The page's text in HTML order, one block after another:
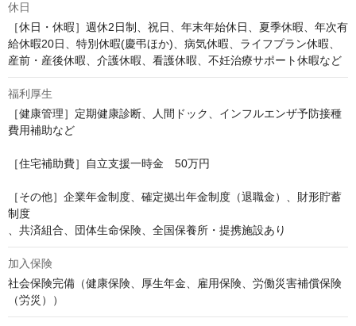
休日
［休日・休暇］週休2日制、祝日、年末年始休日、夏季休暇、年次有
給休暇20日、特別休暇(慶弔ほか)、病気休暇、ライフプラン休暇、
産前・産後休暇、介護休暇、看護休暇、不妊治療サポート休暇など
福利厚生
［健康管理］定期健康診断、人間ドック、インフルエンザ予防接種
費用補助など
［住宅補助費］自立支援一時金　50万円
［その他］企業年金制度、確定拠出年金制度（退職金）、財形貯蓄
制度
、共済組合、団体生命保険、全国保養所・提携施設あり
加入保険
社会保険完備（健康保険、厚生年金、雇用保険、労働災害補償保険
（労災））